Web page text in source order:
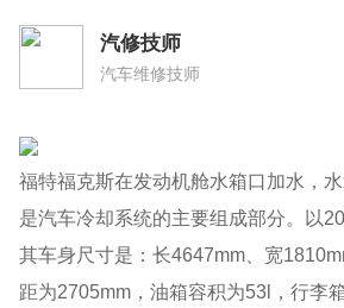
汽修技师
汽车维修技师
福特福克斯在发动机舱水箱口加水，
是汽车冷却系统的主要组成部分。以
其车身尺寸是：长4647mm、宽
距为2705mm，油箱容积为53l，行李